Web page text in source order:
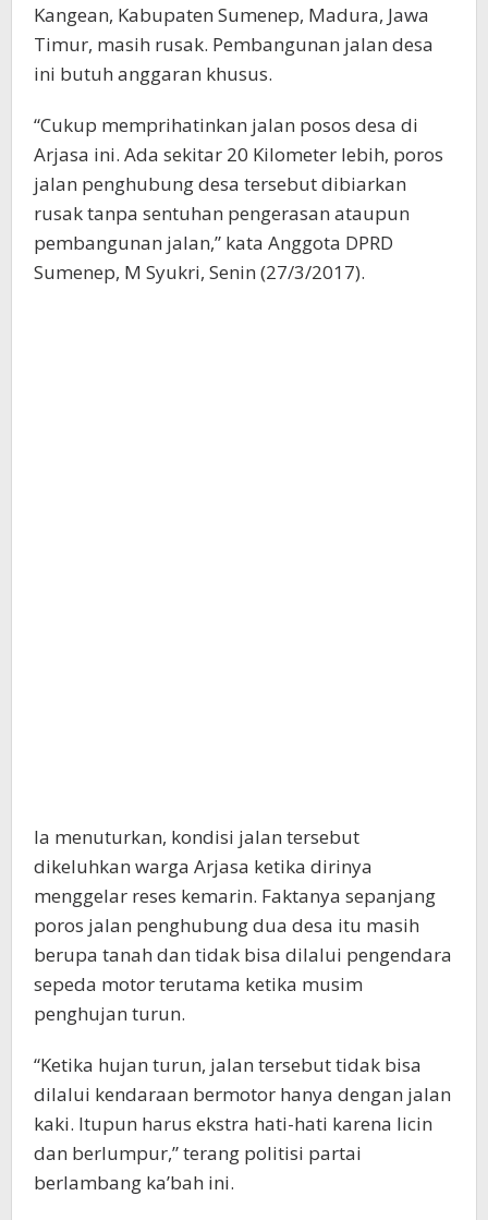
Kangean, Kabupaten Sumenep, Madura, Jawa
Timur, masih rusak. Pembangunan jalan desa
ini butuh anggaran khusus.
“Cukup memprihatinkan jalan posos desa di
Arjasa ini. Ada sekitar 20 Kilometer lebih, poros
jalan penghubung desa tersebut dibiarkan
rusak tanpa sentuhan pengerasan ataupun
pembangunan jalan,” kata Anggota DPRD
Sumenep, M Syukri, Senin (27/3/2017).
Ia menuturkan, kondisi jalan tersebut
dikeluhkan warga Arjasa ketika dirinya
menggelar reses kemarin. Faktanya sepanjang
poros jalan penghubung dua desa itu masih
berupa tanah dan tidak bisa dilalui pengendara
sepeda motor terutama ketika musim
penghujan turun.
“Ketika hujan turun, jalan tersebut tidak bisa
dilalui kendaraan bermotor hanya dengan jalan
kaki. Itupun harus ekstra hati-hati karena licin
dan berlumpur,” terang politisi partai
berlambang ka’bah ini.